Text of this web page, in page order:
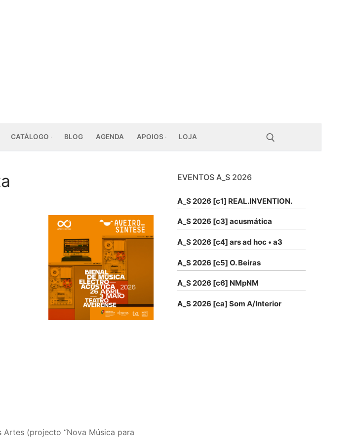
CATÁLOGO BLOG AGENDA APOIOS LOJA
(projecto “Nova Música para
EVENTOS A_S 2026
A_S 2026 [c1] REAL.INVENTION.
A_S 2026 [c3] acusmática
A_S 2026 [c4] ars ad hoc • a3
A_S 2026 [c5] O. Beiras
A_S 2026 [c6] NMpNM
A_S 2026 [ca] Som A/Interior